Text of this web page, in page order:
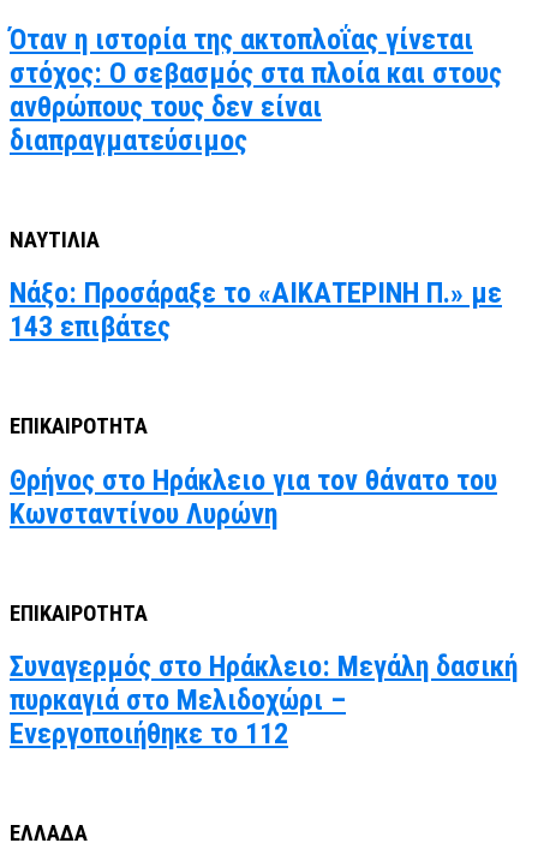
Όταν η ιστορία της ακτοπλοΐας γίνεται
στόχος: Ο σεβασμός στα πλοία και στους
ανθρώπους τους δεν είναι
διαπραγματεύσιμος
ΝΑΥΤΙΛΙΑ
Νάξο: Προσάραξε το «ΑΙΚΑΤΕΡΙΝΗ Π.» με
143 επιβάτες
ΕΠΙΚΑΙΡΟΤΗΤΑ
Θρήνος στο Ηράκλειο για τον θάνατο του
Κωνσταντίνου Λυρώνη
ΕΠΙΚΑΙΡΟΤΗΤΑ
Συναγερμός στο Ηράκλειο: Μεγάλη δασική
πυρκαγιά στο Μελιδοχώρι –
Ενεργοποιήθηκε το 112
ΕΛΛΑΔΑ